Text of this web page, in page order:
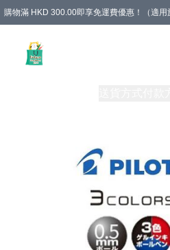
購物滿 HKD 300.00即享免運費優惠！（適